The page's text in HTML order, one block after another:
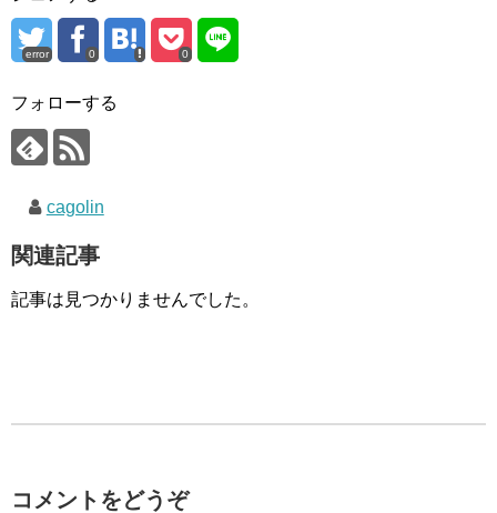
error 0 0
フォローする
cagolin
関連記事
記事は見つかりませんでした。
コメントをどうぞ